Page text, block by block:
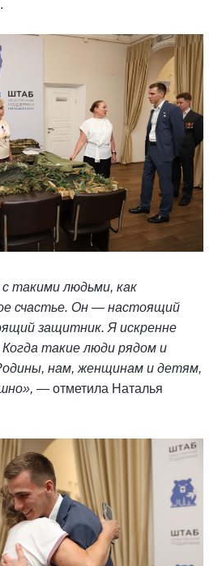
такими людьми, как
счастье. Он — настоящий
защитник. Я искренне
такие люди рядом и
нам, женщинам и детям,
— отметила Наталья